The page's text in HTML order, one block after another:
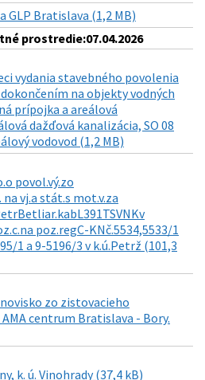
GLP Bratislava (1,2 MB)
prostredie:07.04.2026
vydania stavebného povolenia
na objekty vodných
prípojka a areálová
dažďová kanalizácia, SO 08
vodovod (1,2 MB)
povol.vý.zo
na vj.a stát.s mot.v.za
poz.regC-KNč.5534,5533/1
1 a 9-5196/3 v k.ú.Petrž (101,3
zo zistovacieho
centrum Bratislava - Bory.
k. ú. Vinohrady (37,4 kB)